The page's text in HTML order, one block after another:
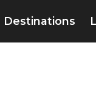
Destinations